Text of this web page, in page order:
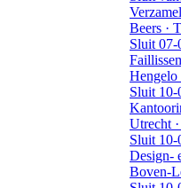
Beers ·
Sluit 07-
Hengelo
Sluit 10-
Utrecht
Sluit 10-
Design-
Boven-